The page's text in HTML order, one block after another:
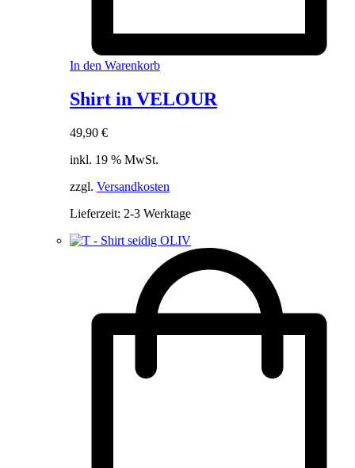
In den Warenkorb
Shirt in VELOUR
49,90 €
inkl. 19 % MwSt.
zzgl. Versandkosten
Lieferzeit: 2-3 Werktage